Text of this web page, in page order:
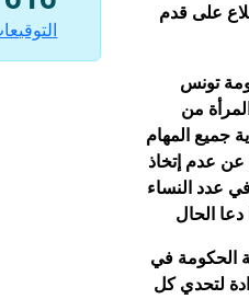
على قدم
تونس
ضد المرأة من
جميع المهام
عن عدم إتخاذ
عدد النساء
الحال
الحكومة في
لتحدي كل